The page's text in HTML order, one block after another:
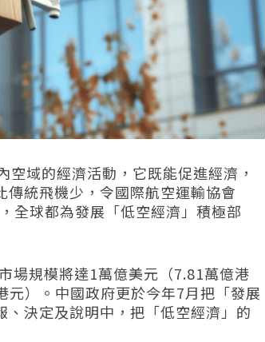
空域的經濟活動，它既能促進經濟，
統飛機少，令國際航空運輸協會
全球都為發展「低空經濟」積極部
場規模將達1萬億美元（7.81萬億港
元）。中國政府更於今年7月把「發展
決定及說明中，把「低空經濟」的